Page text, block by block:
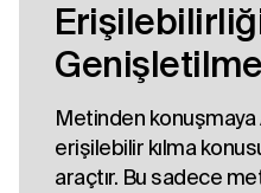
Metinden konuşmaya
erişilebilir kılma
araçtır. Bu sadece